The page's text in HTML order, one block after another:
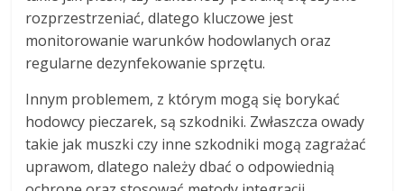
rozprzestrzeniać, dlatego kluczowe jest
monitorowanie warunków hodowlanych oraz
regularne dezynfekowanie sprzętu.
Innym problemem, z którym mogą się borykać
hodowcy pieczarek, są szkodniki. Zwłaszcza owady
takie jak muszki czy inne szkodniki mogą zagrażać
uprawom, dlatego należy dbać o odpowiednią